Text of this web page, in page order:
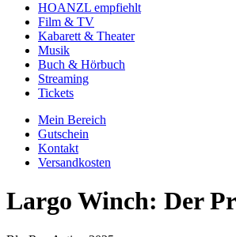
HOANZL empfiehlt
Film & TV
Kabarett & Theater
Musik
Buch & Hörbuch
Streaming
Tickets
Mein Bereich
Gutschein
Kontakt
Versandkosten
Largo Winch: Der